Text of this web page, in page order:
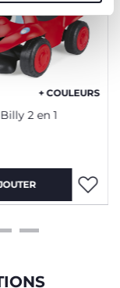
+ COULEURS
2 en 1